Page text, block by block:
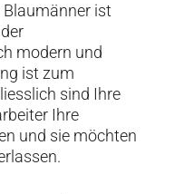
ist
modern und
ist zum
sind Ihre
Ihre
und sie möchten